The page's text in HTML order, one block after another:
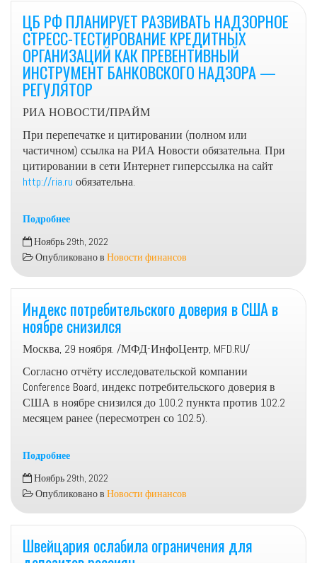
минимума
ЦБ РФ ПЛАНИРУЕТ РАЗВИВАТЬ НАДЗОРНОЕ
СТРЕСС-ТЕСТИРОВАНИЕ КРЕДИТНЫХ
ОРГАНИЗАЦИЙ КАК ПРЕВЕНТИВНЫЙ
ИНСТРУМЕНТ БАНКОВСКОГО НАДЗОРА —
РЕГУЛЯТОР
РИА НОВОСТИ/ПРАЙМ
При перепечатке и цитировании (полном или
частичном) ссылка на РИА Новости обязательна. При
цитировании в сети Интернет гиперссылка на сайт
http://ria.ru обязательна.
Подробнее
ЦБ
РФ
ПЛАНИРУЕТ
РАЗВИВАТЬ
СТРЕСС-
ТЕСТИРОВАНИЕ
КРЕДИТНЫХ
ОРГАНИЗАЦИЙ
КАК
ПРЕВЕНТИВНЫЙ
ИНСТРУМЕНТ
БАНКОВСКОГО
—
Ноябрь 29th, 2022
Опубликовано в Новости финансов
Индекс потребительского доверия в США в
ноябре снизился
Москва, 29 ноября. /МФД-ИнфоЦентр, MFD.RU/
Согласно отчёту исследовательской компании
Conference Board, индекс потребительского доверия в
США в ноябре снизился до 100.2 пункта против 102.2
месяцем ранее (пересмотрен со 102.5).
Подробнее
Индекс
потребительского
доверия
в
в
Ноябрь 29th, 2022
Опубликовано в Новости финансов
Швейцария ослабила ограничения для